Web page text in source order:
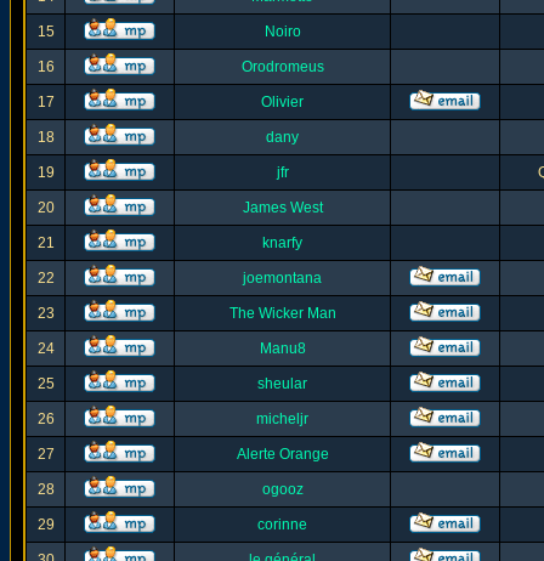
15 Noiro
16 Orodromeus
17 Olivier
18 dany
19 jfr
20 James West
21 knarfy
22 joemontana
23 The Wicker Man
24 Manu8
25 sheular
26 micheljr
27 Alerte Orange
28 ogooz
29 corinne